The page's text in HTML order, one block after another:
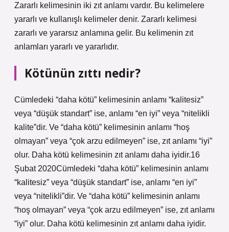
Zararlı kelimesinin iki zıt anlamı vardır. Bu kelimelere
yararlı ve kullanışlı kelimeler denir. Zararlı kelimesi
zararlı ve yararsız anlamına gelir. Bu kelimenin zıt
anlamları yararlı ve yararlıdır.
Kötünün zıttı nedir?
Cümledeki “daha kötü” kelimesinin anlamı “kalitesiz”
veya “düşük standart” ise, anlamı “en iyi” veya “nitelikli
kalite”dir. Ve “daha kötü” kelimesinin anlamı “hoş
olmayan” veya “çok arzu edilmeyen” ise, zıt anlamı “iyi”
olur. Daha kötü kelimesinin zıt anlamı daha iyidir.16
Şubat 2020Cümledeki “daha kötü” kelimesinin anlamı
“kalitesiz” veya “düşük standart” ise, anlamı “en iyi”
veya “nitelikli”dir. Ve “daha kötü” kelimesinin anlamı
“hoş olmayan” veya “çok arzu edilmeyen” ise, zıt anlamı
“iyi” olur. Daha kötü kelimesinin zıt anlamı daha iyidir.